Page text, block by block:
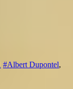
#Albert Dupontel,